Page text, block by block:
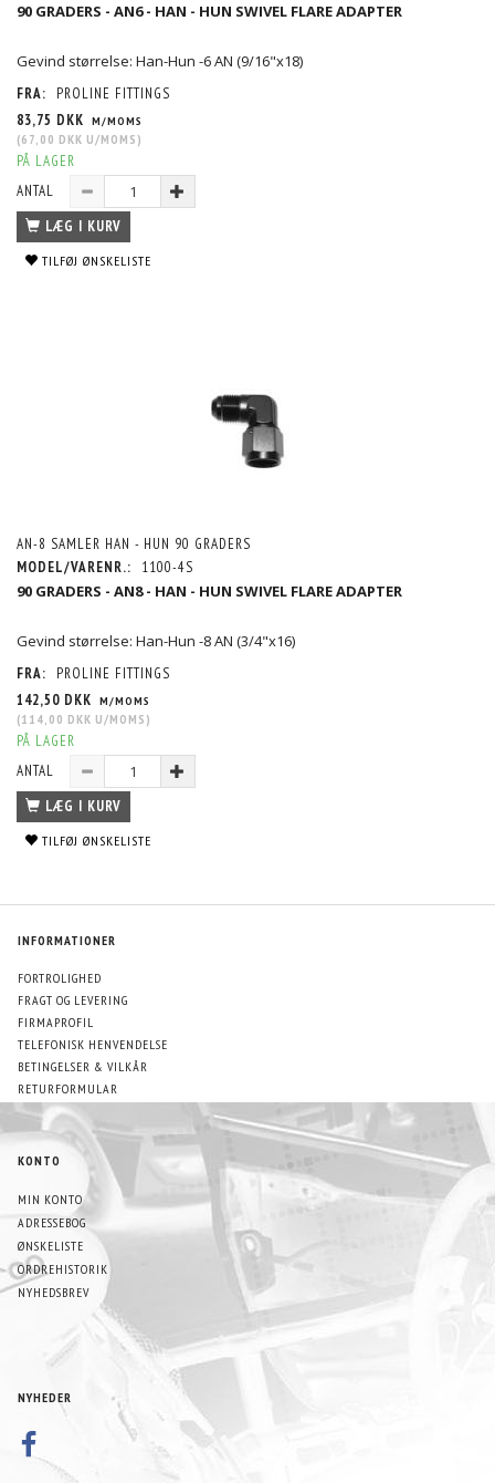
90 GRADERS - AN6 - HAN - HUN SWIVEL FLARE ADAPTER
Gevind størrelse: Han-Hun -6 AN (9/16"x18)
FRA:
PROLINE FITTINGS
83,75 DKK M/MOMS
(67,00 DKK U/MOMS )
PÅ LAGER
ANTAL
LÆG I KURV
TILFØJ ØNSKELISTE
AN-8 SAMLER HAN - HUN 90 GRADERS
MODEL/VARENR.:
1100-4S
90 GRADERS - AN8 - HAN - HUN SWIVEL FLARE ADAPTER
Gevind størrelse: Han-Hun -8 AN (3/4"x16)
FRA:
PROLINE FITTINGS
142,50 DKK M/MOMS
(114,00 DKK U/MOMS )
PÅ LAGER
ANTAL
LÆG I KURV
TILFØJ ØNSKELISTE
INFORMATIONER
FORTROLIGHED
FRAGT OG LEVERING
FIRMAPROFIL
TELEFONISK HENVENDELSE
BETINGELSER & VILKÅR
RETURFORMULAR
KONTO
MIN KONTO
ADRESSEBOG
ØNSKELISTE
ORDREHISTORIK
NYHEDSBREV
NYHEDER